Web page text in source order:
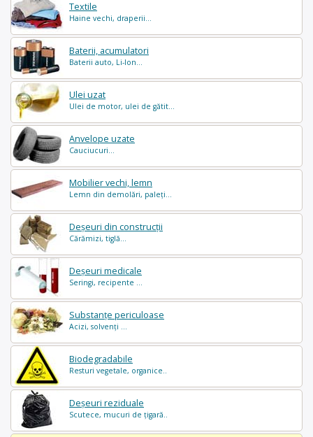
Textile
Haine vechi, draperii...
Baterii, acumulatori
Baterii auto, Li-Ion...
Ulei uzat
Ulei de motor, ulei de gătit...
Anvelope uzate
Cauciucuri...
Mobilier vechi, lemn
Lemn din demolări, paleți...
Deșeuri din construcții
Cărămizi, tiglă...
Deșeuri medicale
Seringi, recipente ...
Substanțe periculoase
Acizi, solvenți ...
Biodegradabile
Resturi vegetale, organice..
Deșeuri reziduale
Scutece, mucuri de țigară..